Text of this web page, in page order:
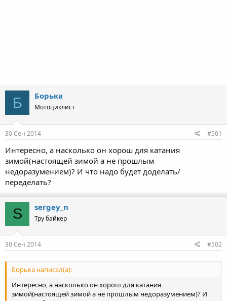
Б Борька
Мотоциклист
30 Сен 2014 #501
Интересно, а насколько он хорош для катания
зимой(настоящей зимой а не прошлым
недоразумением)? И что надо будет доделать/
переделать?
S sergey_n
Тру байкер
30 Сен 2014 #502
Борька написал(а):
Интересно, а насколько он хорош для катания
зимой(настоящей зимой а не прошлым недоразумением)? И